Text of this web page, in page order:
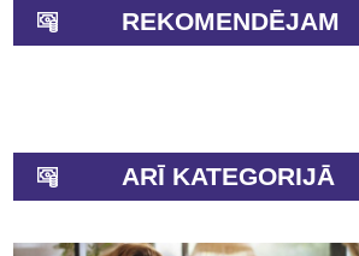
REKOMENDĒJAM
ARĪ KATEGORIJĀ